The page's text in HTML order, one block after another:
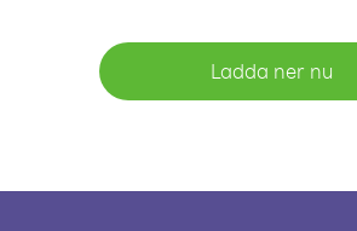
Ladda ner nu